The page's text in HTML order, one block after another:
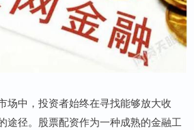
场中，投资者始终在寻找能够放大收
途径。股票配资作为一种成熟的金融工